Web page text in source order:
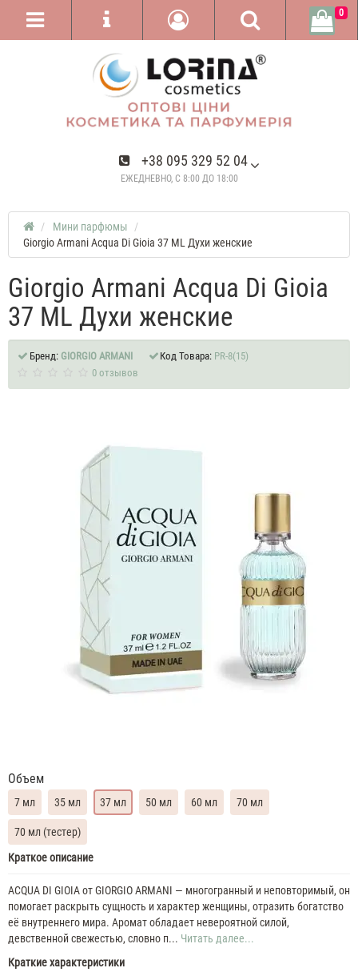
+38 095 329 52 04
ЕЖЕДНЕВНО, С 8:00 ДО 18:00
0
Мини парфюмы
Giorgio Armani Acqua Di Gioia 37 ML Духи женские
Giorgio Armani Acqua Di Gioia
37 ML Духи женские
Бренд: GIORGIO ARMANI Код Товара: PR-8(15)
0 отзывов
Объем
7 мл 35 мл 37 мл 50 мл 60 мл 70 мл
70 мл (тестер)
Giorgio
Acqua
Di
Gioia
Духи
масляные
Краткое описание
ACQUA DI GIOIA от GIORGIO ARMANI — многогранный и неповторимый, он
помогает раскрыть сущность и характер женщины, отразить богатство
её внутреннего мира. Аромат обладает невероятной силой,
девственной свежестью, словно п... Читать далее...
Краткие характеристики